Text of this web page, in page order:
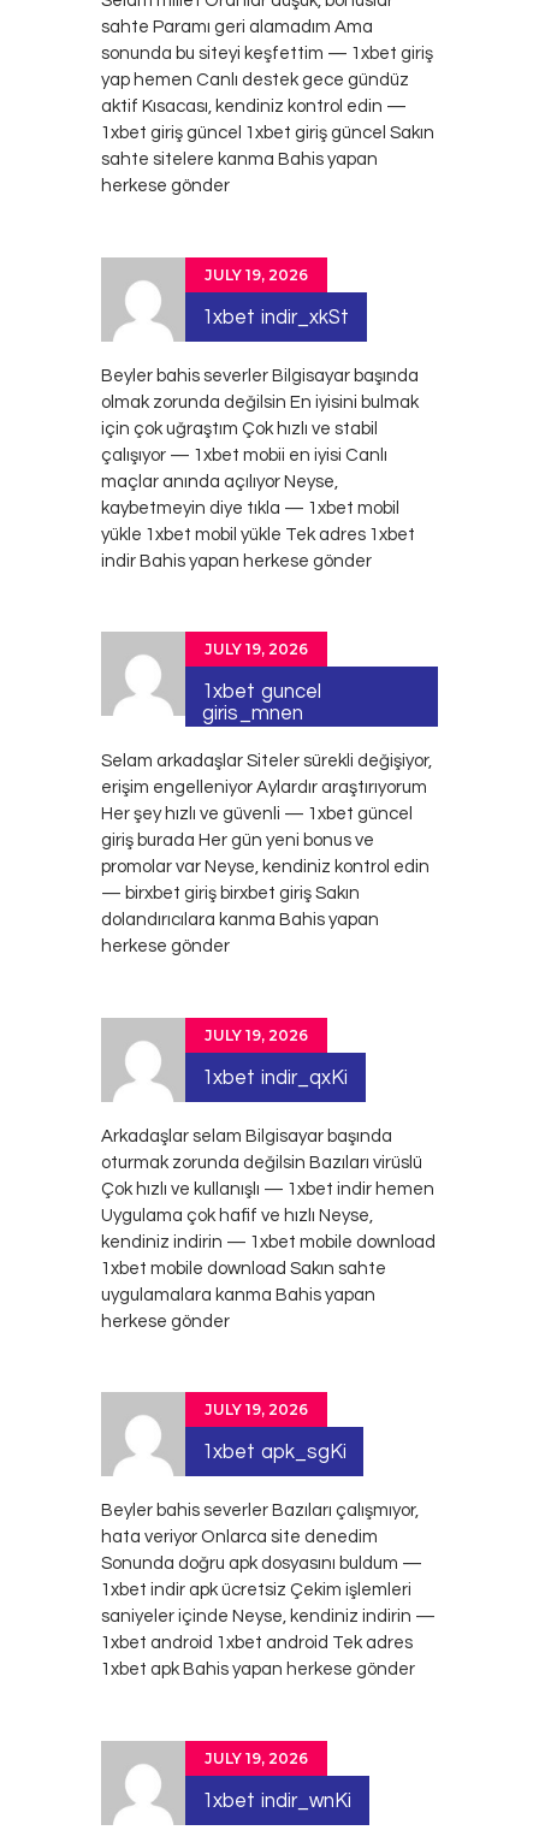
sahte Paramı geri alamadım Ama
sonunda bu siteyi keşfettim — 1xbet giriş
yap hemen Canlı destek gece gündüz
aktif Kısacası, kendiniz kontrol edin —
1xbet giriş güncel 1xbet giriş güncel Sakın
sahte sitelere kanma Bahis yapan
herkese gönder
JULY 19, 2026
1xbet indir_xkSt
Beyler bahis severler Bilgisayar başında
olmak zorunda değilsin En iyisini bulmak
için çok uğraştım Çok hızlı ve stabil
çalışıyor — 1xbet mobii en iyisi Canlı
maçlar anında açılıyor Neyse,
kaybetmeyin diye tıkla — 1xbet mobil
yükle 1xbet mobil yükle Tek adres 1xbet
indir Bahis yapan herkese gönder
JULY 19, 2026
1xbet guncel
giris_mnen
Selam arkadaşlar Siteler sürekli değişiyor,
erişim engelleniyor Aylardır araştırıyorum
Her şey hızlı ve güvenli — 1xbet güncel
giriş burada Her gün yeni bonus ve
promolar var Neyse, kendiniz kontrol edin
— birxbet giriş birxbet giriş Sakın
dolandırıcılara kanma Bahis yapan
herkese gönder
JULY 19, 2026
1xbet indir_qxKi
Arkadaşlar selam Bilgisayar başında
oturmak zorunda değilsin Bazıları virüslü
Çok hızlı ve kullanışlı — 1xbet indir hemen
Uygulama çok hafif ve hızlı Neyse,
kendiniz indirin — 1xbet mobile download
1xbet mobile download Sakın sahte
uygulamalara kanma Bahis yapan
herkese gönder
JULY 19, 2026
1xbet apk_sgKi
Beyler bahis severler Bazıları çalışmıyor,
hata veriyor Onlarca site denedim
Sonunda doğru apk dosyasını buldum —
1xbet indir apk ücretsiz Çekim işlemleri
saniyeler içinde Neyse, kendiniz indirin —
1xbet android 1xbet android Tek adres
1xbet apk Bahis yapan herkese gönder
JULY 19, 2026
1xbet indir_wnKi